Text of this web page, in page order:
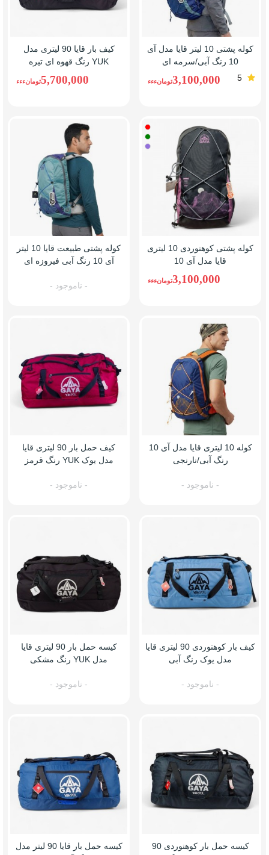
کوله پشتی 10 لیتر قایا مدل آی
10 رنگ آبی/سرمه ای
5
3,100,000تومانءءء
کیف بار قایا 90 لیتری مدل
YUK رنگ قهوه ای تیره
5,700,000تومانءءء
قرمز
سبز
یاسی(بنفش)
کوله پشتی کوهنوردی 10 لیتری
قایا مدل آی 10
3,100,000تومانءءء
کوله پشتی طبیعت قایا 10 لیتر
آی 10 رنگ آبی فیروزه ای
- ناموجود -
کوله 10 لیتری قایا مدل آی 10
رنگ آبی/نارنجی
- ناموجود -
کیف حمل بار 90 لیتری قایا
مدل یوک YUK رنگ قرمز
- ناموجود -
کیف بار کوهنوردی 90 لیتری قایا
مدل یوک رنگ آبی
- ناموجود -
کیسه حمل بار 90 لیتری قایا
مدل YUK رنگ مشکی
- ناموجود -
کیسه حمل بار کوهنوردی 90
کیسه حمل بار قایا 90 لیتر مدل